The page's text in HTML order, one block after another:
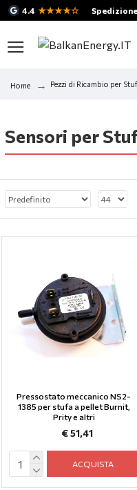
4.4 ★★★★☆
Home Pezzi di Ricambio per
Sensori per
Pressostato meccanico NS2-
1385 per stufa a pellet Burnit,
Prity e altri
€ 51,41
ACQUISTA